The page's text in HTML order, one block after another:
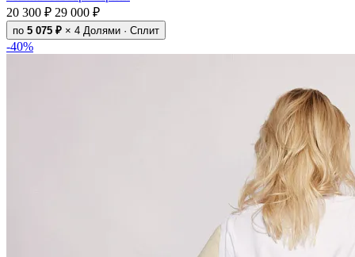
20 300 ₽ 29 000 ₽
по 5 075 ₽ × 4 Долями · Сплит
-40%